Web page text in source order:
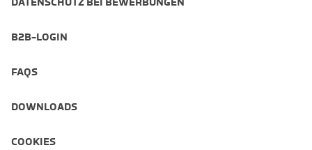
B2B-LOGIN
FAQS
DOWNLOADS
COOKIES